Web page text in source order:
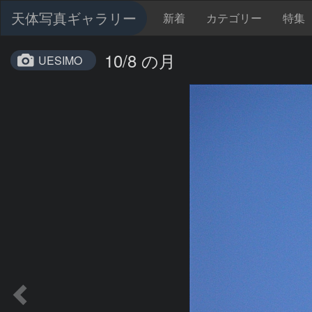
天体写真ギャラリー 新着 カテゴリー 特集
UESIMO 10/8 の月